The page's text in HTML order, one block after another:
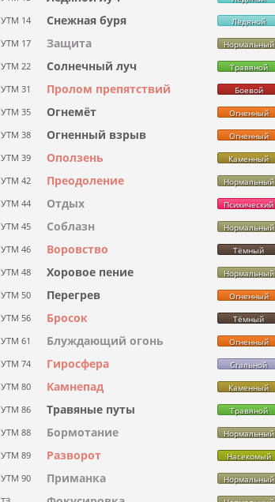
УТМ 14 Снежная буря Ледяной
УТМ 17 Защита Нормальный
УТМ 22 Солнечный луч Травяной
УТМ 31 Пролом препятствий Боевой
УТМ 35 Огнемёт Огненный
УТМ 38 Огненный взрыв Огненный
УТМ 39 Оползень Каменный
УТМ 42 Преодоление Нормальный
УТМ 44 Отдых Психический
УТМ 45 Соблазн Нормальный
УТМ 46 Воровство Тёмный
УТМ 48 Хоровое пение Нормальный
УТМ 50 Перегрев Огненный
УТМ 56 Бросок Тёмный
УТМ 61 Блуждающий огонь Огненный
УТМ 74 Гиросфера Стальной
УТМ 80 Камнепад Каменный
УТМ 86 Травяные путы Травяной
УТМ 88 Бормотание Нормальный
УТМ 89 Разворот Насекомый
УТМ 90 Приманка Нормальный